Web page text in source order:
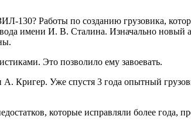
130? Работы по созданию грузовика,
имени И. В. Сталина. Изначально
Это позволило ему завоевать.
Кригер. Уже спустя 3 года опытный
которые исправляли более года,